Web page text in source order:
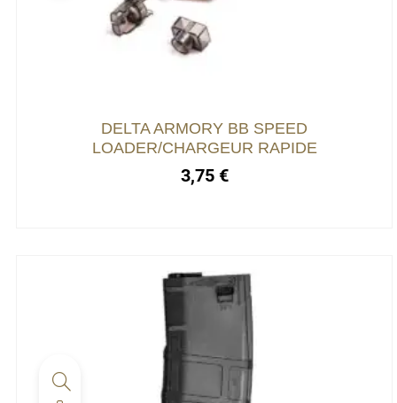
DELTA ARMORY BB SPEED
LOADER/CHARGEUR RAPIDE
3,75 €